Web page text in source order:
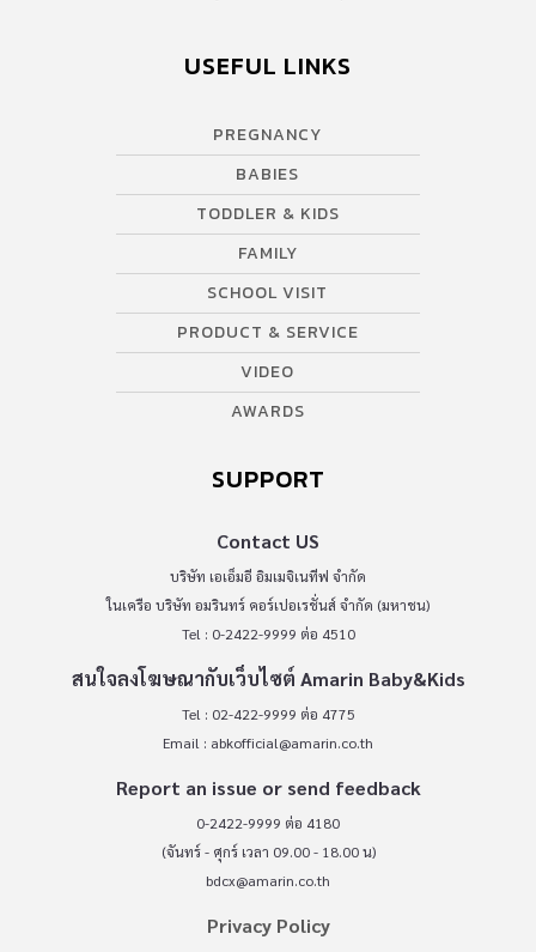
USEFUL LINKS
PREGNANCY
BABIES
TODDLER & KIDS
FAMILY
SCHOOL VISIT
PRODUCT & SERVICE
VIDEO
AWARDS
SUPPORT
Contact US
บริษัท เอเอ็มอี อิมเมจิเนทีฟ จำกัด
ในเครือ บริษัท อมรินทร์ คอร์เปอเรชั่นส์ จำกัด (มหาชน)
Tel : 0-2422-9999 ต่อ 4510
สนใจลงโฆษณากับเว็บไซต์ Amarin Baby&Kids
Tel : 02-422-9999 ต่อ 4775
Email : abkofficial@amarin.co.th
Report an issue or send feedback
0-2422-9999 ต่อ 4180
(จันทร์ - ศุกร์ เวลา 09.00 - 18.00 น)
bdcx@amarin.co.th
Privacy Policy